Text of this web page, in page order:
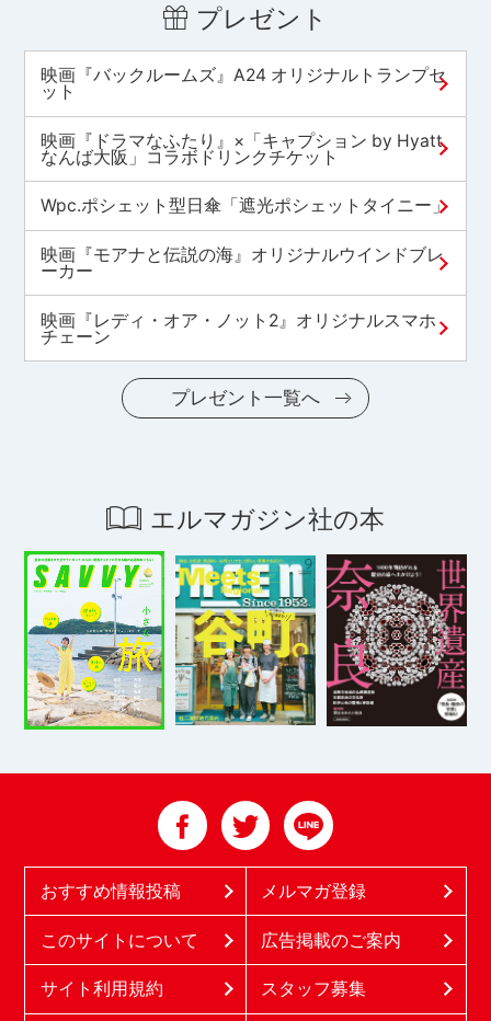
プレゼント
映画『バックルームズ』A24 オリジナルトランプセ
ット
映画『ドラマなふたり』×「キャプション by Hyatt
なんば大阪」コラボドリンクチケット
Wpc.ポシェット型日傘「遮光ポシェットタイニー」
映画『モアナと伝説の海』オリジナルウインドブレ
ーカー
映画『レディ・オア・ノット2』オリジナルスマホ
チェーン
プレゼント一覧へ
エルマガジン社の本
おすすめ情報投稿 メルマガ登録
このサイトについて 広告掲載のご案内
サイト利用規約 スタッフ募集